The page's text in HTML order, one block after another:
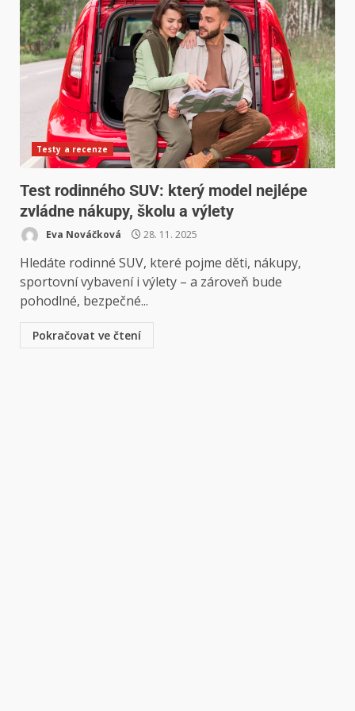
Testy a recenze
Test rodinného SUV: který model nejlépe
zvládne nákupy, školu a výlety
Eva Nováčková 28. 11. 2025
Hledáte rodinné SUV, které pojme děti, nákupy,
sportovní vybavení i výlety – a zároveň bude
pohodlné, bezpečné...
Pokračovat ve čtení